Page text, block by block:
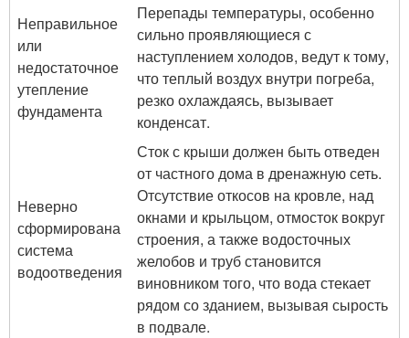
Неправильное
или
недостаточное
утепление
фундамента
Перепады температуры, особенно
сильно проявляющиеся с
наступлением холодов, ведут к тому,
что теплый воздух внутри погреба,
резко охлаждаясь, вызывает
конденсат.
Неверно
сформирована
система
водоотведения
Сток с крыши должен быть отведен
от частного дома в дренажную сеть.
Отсутствие откосов на кровле, над
окнами и крыльцом, отмосток вокруг
строения, а также водосточных
желобов и труб становится
виновником того, что вода стекает
рядом со зданием, вызывая сырость
в подвале.